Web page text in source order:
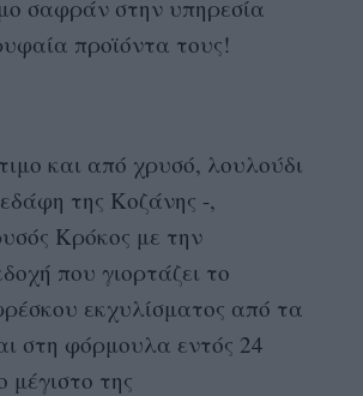
σαφράν στην υπηρεσία
προϊόντα τους!
και από χρυσό, λουλούδι
της Κοζάνης -,
Κρόκος με την
που γιορτάζει το
εκχυλίσματος από τα
στη φόρμουλα εντός 24
της